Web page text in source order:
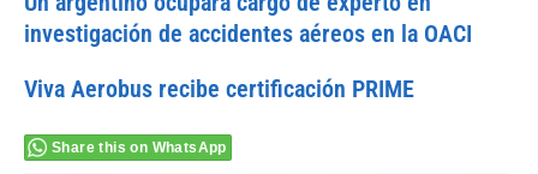
investigación de accidentes aéreos en la OACI
Viva Aerobus recibe certificación PRIME
Share this on WhatsApp